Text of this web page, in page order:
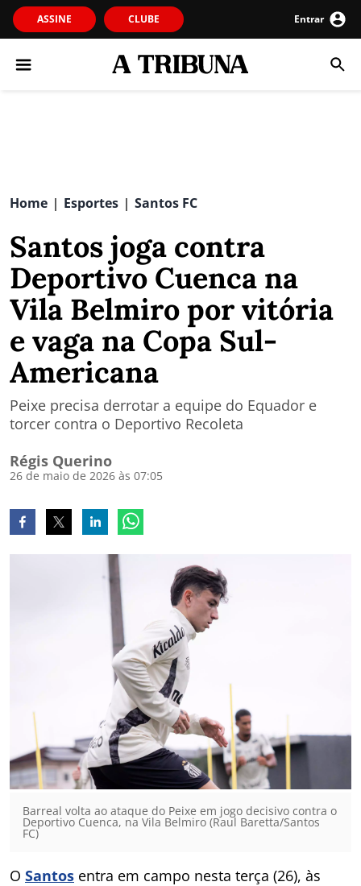
ASSINE CLUBE Entrar
Home | Esportes | Santos FC
Santos joga contra
Deportivo Cuenca na
Vila Belmiro por vitória
e vaga na Copa Sul-
Americana
Peixe precisa derrotar a equipe do Equador e
torcer contra o Deportivo Recoleta
Régis Querino
26 de maio de 2026 às 07:05
Barreal volta ao ataque do Peixe em jogo decisivo contra o
Deportivo Cuenca, na Vila Belmiro (Raul Baretta/Santos
FC)
O Santos entra em campo nesta terça (26), às